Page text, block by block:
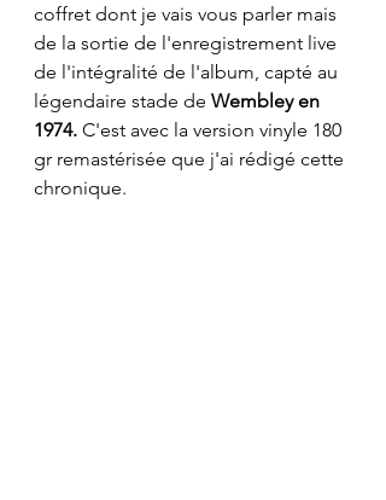
coffret dont je vais vous parler mais
de la sortie de l'enregistrement live
de l'intégralité de l'album, capté au
légendaire stade de Wembley en
1974. C'est avec la version vinyle 180
gr remastérisée que j'ai rédigé cette
chronique.